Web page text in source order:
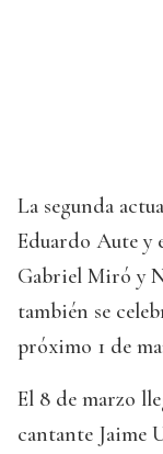
La segunda
Eduardo Aute y
Gabriel Miró y
también se
próximo 1 de
El 8 de marzo
cantante Jaime